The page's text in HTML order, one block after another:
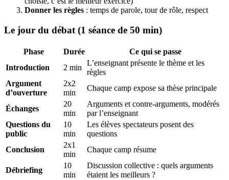
Donner les règles : temps de parole, tour de rôle, respect
Le jour du débat (1 séance de 50 min)
Phase Durée
Ce qui se passe
Introduction
2 min
L’enseignant présente le thème et les
règles
Argument
d’ouverture
2x2
min
Chaque camp expose sa thèse principale
Échanges
20
min
Arguments et contre-arguments, modérés
par l’enseignant
Questions du
public
10
min
Les élèves spectateurs posent des
questions
Conclusion
2x1
min
Chaque camp résume
Débriefing
10
min
Discussion collective : quels arguments
étaient les meilleurs ?